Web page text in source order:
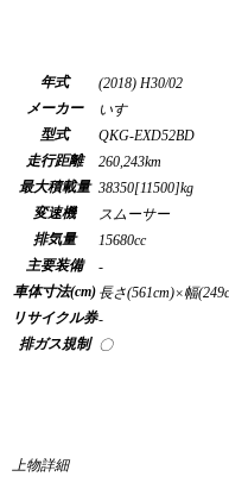
年式 (2018) H30/02
メーカー
いすゞ
型式
QKG-EXD52BD
走行距離
260,243km
最大積載量 38350[11500]kg
変速機
スムーサー
排気量
15680cc
主要装備
-
車体寸法(cm) 長さ(561cm)×幅
リサイクル券-
排ガス規制 〇
上物詳細